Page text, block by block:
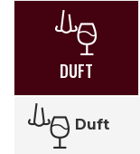
DUFT
Duft